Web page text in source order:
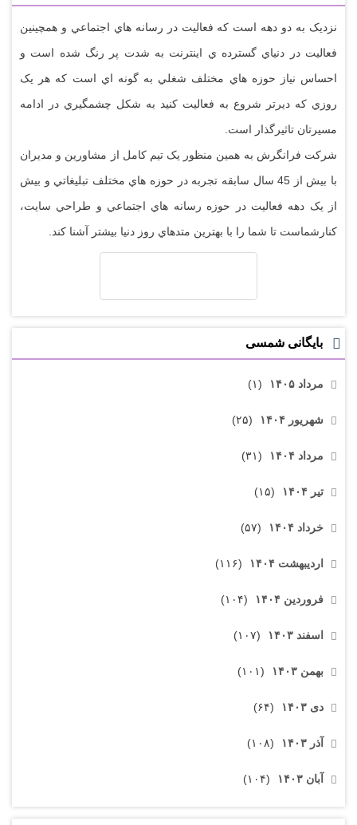
نزديک به دو دهه است که فعاليت در رسانه هاي اجتماعي و همچينين
فعاليت در دنياي گسترده ي اينترنت به شدت پر رنگ شده است و
احساس نياز حوزه هاي مختلف شغلي به گونه اي است که هر يک
روزي که ديرتر شروع به فعاليت کنيد به شکل چشمگيري در ادامه
مسيرتان تاثيرگذار است.
شرکت فرانگرش به همين منظور يک تيم کامل از مشاورين و مديران
با بيش از 45 سال سابقه تجربه در حوزه هاي مختلف تبليغاتي و بيش
از يک دهه فعاليت در حوزه رسانه هاي اجتماعي و طراحي سايت،
کنارشماست تا شما را با بهترين متدهاي روز دنيا بيشتر آشنا کند.
بایگانی شمسی
مرداد ۱۴۰۵ (۱)
شهریور ۱۴۰۴ (۲۵)
مرداد ۱۴۰۴ (۳۱)
تیر ۱۴۰۴ (۱۵)
خرداد ۱۴۰۴ (۵۷)
اردیبهشت ۱۴۰۴ (۱۱۶)
فروردین ۱۴۰۴ (۱۰۴)
اسفند ۱۴۰۳ (۱۰۷)
بهمن ۱۴۰۳ (۱۰۱)
دی ۱۴۰۳ (۶۴)
آذر ۱۴۰۳ (۱۰۸)
آبان ۱۴۰۳ (۱۰۴)